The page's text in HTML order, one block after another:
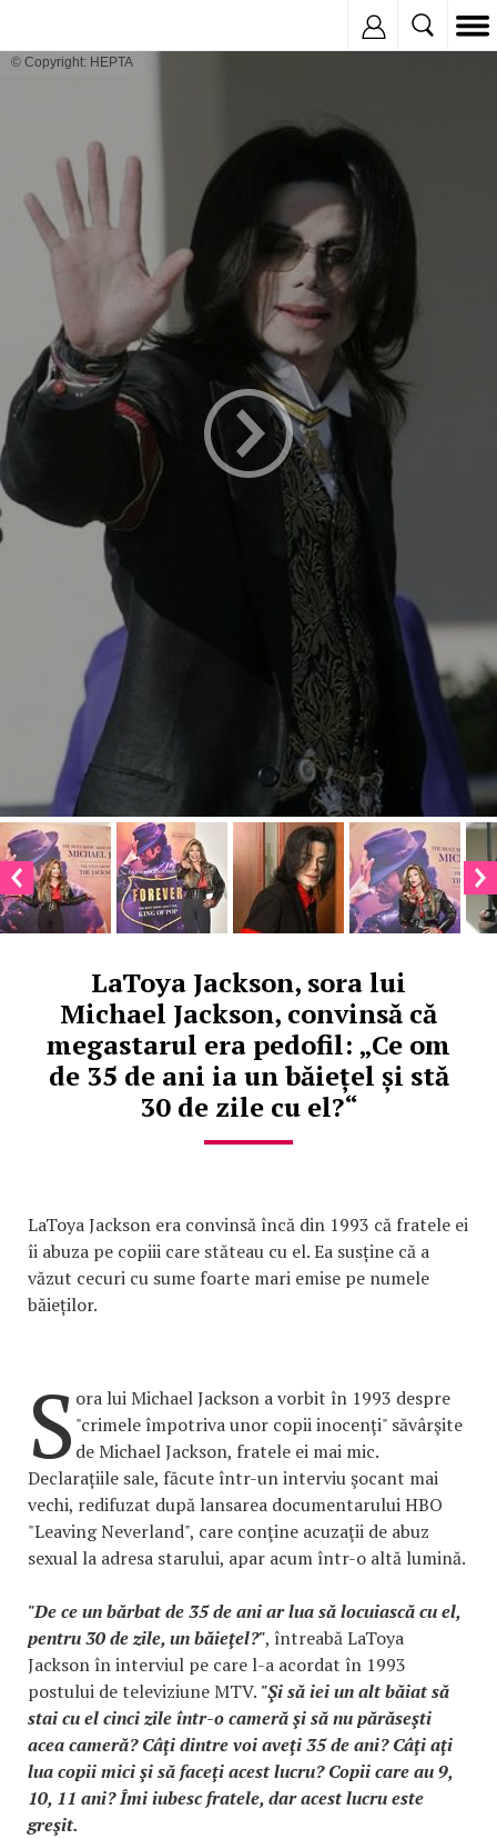
© Copyright: HEPTA
LaToya Jackson, sora lui
Michael Jackson, convinsă că
megastarul era pedofil: „Ce om
de 35 de ani ia un băiețel și stă
30 de zile cu el?“
LaToya Jackson era convinsă încă din 1993 că fratele ei
îi abuza pe copiii care stăteau cu el. Ea susține că a
văzut cecuri cu sume foarte mari emise pe numele
băieților.
S ora lui Michael Jackson a vorbit în 1993 despre
"crimele împotriva unor copii inocenţi" săvârşite
de Michael Jackson, fratele ei mai mic.
Declarațiile sale, făcute într-un interviu şocant mai
vechi, redifuzat după lansarea documentarului HBO
"Leaving Neverland", care conţine acuzaţii de abuz
sexual la adresa starului, apar acum într-o altă lumină.
"De ce un bărbat de 35 de ani ar lua să locuiască cu el,
pentru 30 de zile, un băieţel?", întreabă LaToya
Jackson în interviul pe care l-a acordat în 1993
postului de televiziune MTV. "Şi să iei un alt băiat să
stai cu el cinci zile într-o cameră şi să nu părăseşti
acea cameră? Câţi dintre voi aveţi 35 de ani? Câţi aţi
lua copii mici şi să faceţi acest lucru? Copii care au 9,
10, 11 ani? Îmi iubesc fratele, dar acest lucru este
greşit.